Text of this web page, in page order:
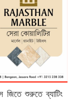
জিতে শুরুতে ব্যাটিং